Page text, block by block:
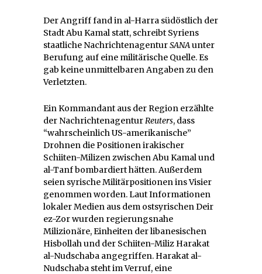
Der Angriff fand in al-Harra südöstlich der
Stadt Abu Kamal statt, schreibt Syriens
staatliche NachrichtenagenturSANAunter
Berufung auf eine militärische Quelle. Es
gab keine unmittelbaren Angaben zu den
Verletzten.
Ein Kommandant aus der Region erzählte
der NachrichtenagenturReuters, dass
“wahrscheinlich US-amerikanische”
Drohnen die Positionen irakischer
Schiiten-Milizen zwischen Abu Kamal und
al-Tanf bombardiert hätten. Außerdem
seien syrische Militärpositionen ins Visier
genommen worden. Laut Informationen
lokaler Medien aus dem ostsyrischen Deir
ez-Zor wurden regierungsnahe
Milizionäre, Einheiten der libanesischen
Hisbollah und der Schiiten-Miliz Harakat
al-Nudschaba angegriffen. Harakat al-
Nudschaba steht im Verruf, eine